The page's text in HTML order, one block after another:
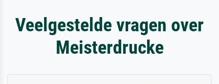
Veelgestelde vragen over
Meisterdrucke